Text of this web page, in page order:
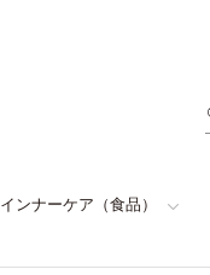
インナーケア（食品）